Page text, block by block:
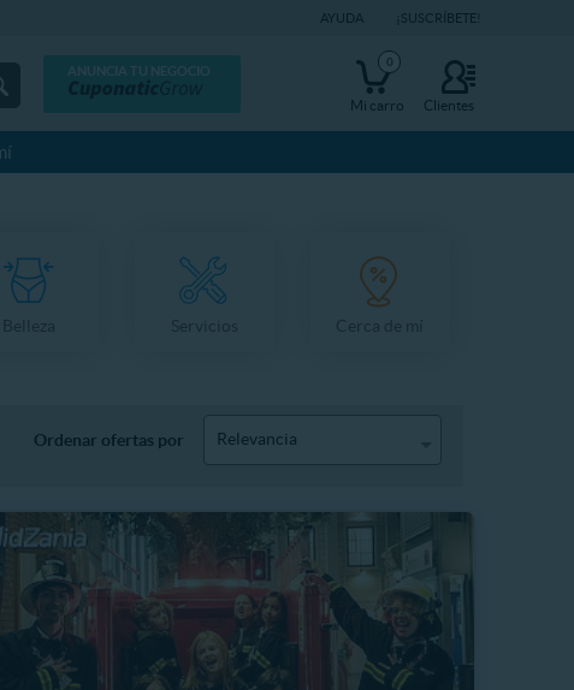
AYUDA ¡SUSCRÍBETE!
ANUNCIA TU NEGOCIO
Clientes
0
Mi carro
Ordenar ofertas por Relevancia